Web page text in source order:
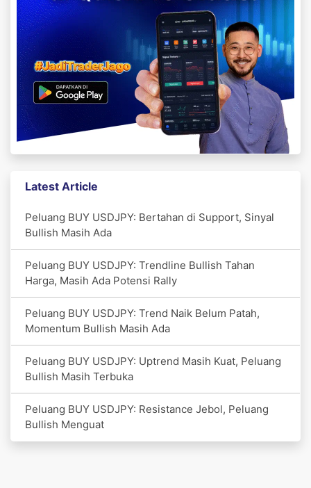
Latest Article
Peluang BUY USDJPY: Bertahan di Support, Sinyal
Bullish Masih Ada
Peluang BUY USDJPY: Trendline Bullish Tahan
Harga, Masih Ada Potensi Rally
Peluang BUY USDJPY: Trend Naik Belum Patah,
Momentum Bullish Masih Ada
Peluang BUY USDJPY: Uptrend Masih Kuat, Peluang
Bullish Masih Terbuka
Peluang BUY USDJPY: Resistance Jebol, Peluang
Bullish Menguat